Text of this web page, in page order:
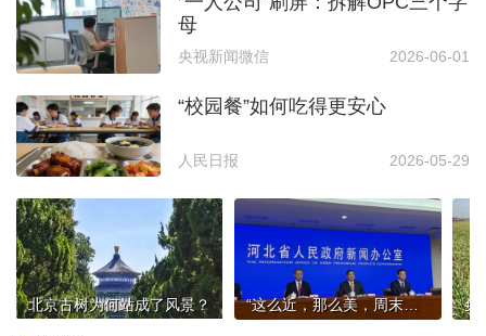
母
央视新闻微信 2026-06-01
“校园餐”如何吃得更安心
人民日报 2026-05-29
北京古树为何站成了风景？ “这么近，那么美，周末到河北”成为现象级热词